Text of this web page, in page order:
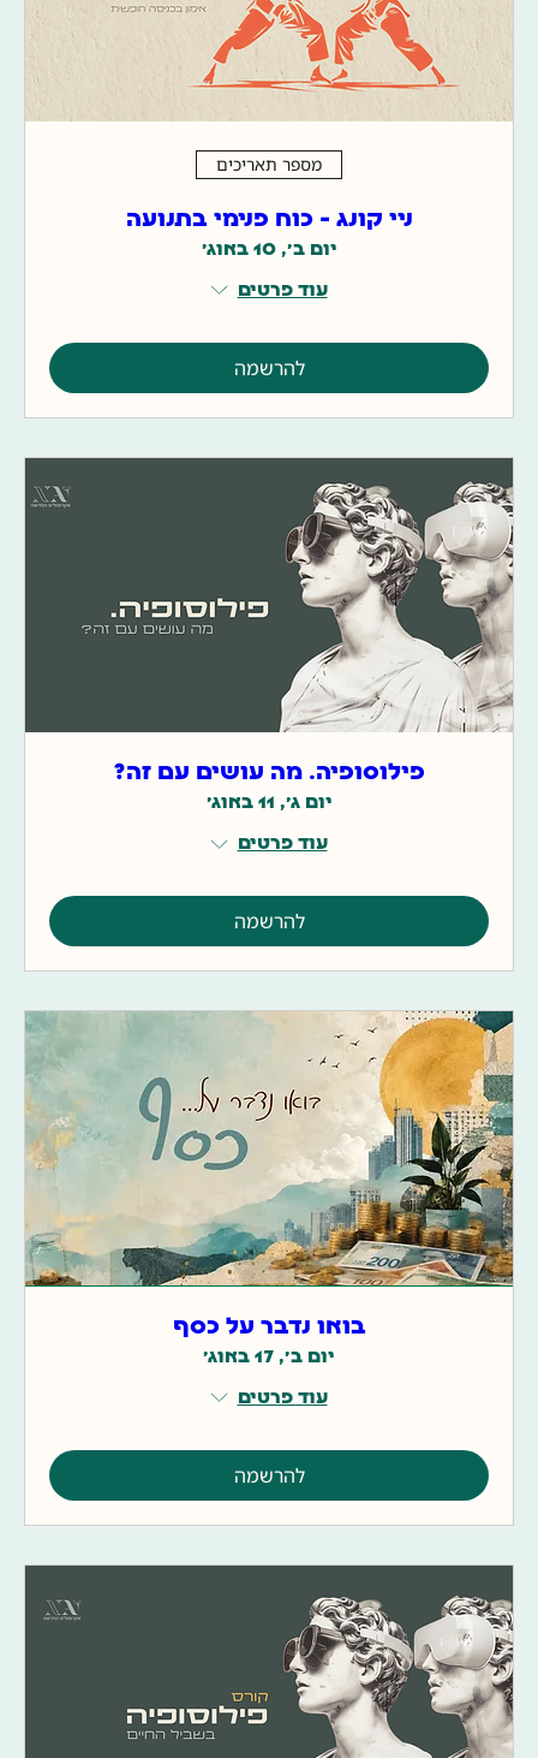
מספר תאריכים
ניי קונג - כוח פנימי בתנועה
יום ב׳, 10 באוג׳
עוד פרטים
להרשמה
פילוסופיה. מה עושים עם זה?
יום ג׳, 11 באוג׳
עוד פרטים
להרשמה
בואו נדבר על כסף
יום ב׳, 17 באוג׳
עוד פרטים
להרשמה